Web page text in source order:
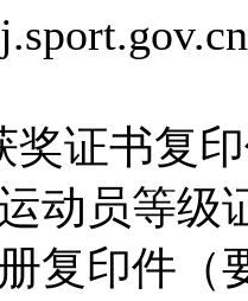
证书复印
动员等级
复印件（